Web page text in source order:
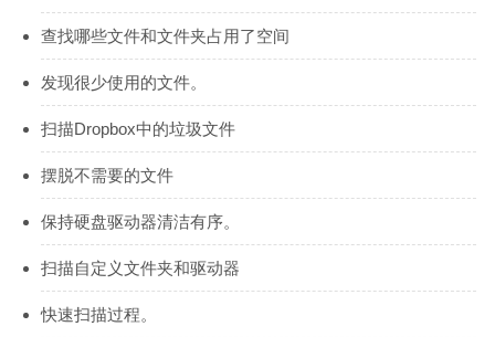
查找哪些文件和文件夹占用了空间
发现很少使用的文件。
扫描Dropbox中的垃圾文件
摆脱不需要的文件
保持硬盘驱动器清洁有序。
扫描自定义文件夹和驱动器
快速扫描过程。